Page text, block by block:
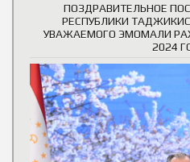
ПОЗДРАВИТЕЛЬНОЕ
РЕСПУБЛИКИ
УВАЖАЕМОГО ЭМОМАЛИ
2024